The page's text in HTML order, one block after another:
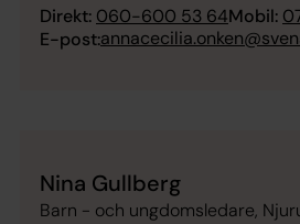
Direkt: 060-600 53 64Mobil:
E-post:
Nina Gullberg
Barn - och ungdomsledare,